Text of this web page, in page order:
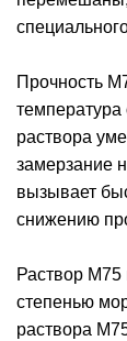
Прочность
раствора
замерзание
вызывает
снижению
Раствор М75
степенью
раствора